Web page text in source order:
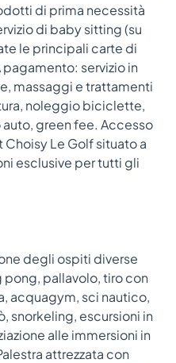
di prima necessità
di baby sitting (su
le principali carte di
servizio in
massaggi e trattamenti
noleggio biciclette,
green fee. Accesso
Le Golf situato a
esclusive per tutti gli
degli ospiti diverse
pallavolo, tiro con
acquagym, sci nautico,
snorkeling, escursioni in
alle immersioni in
attrezzata con